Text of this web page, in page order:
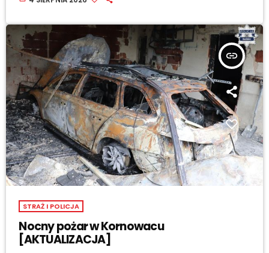
insert_link
STRAŻ I POLICJA
Nocny pożar w Kornowacu
[AKTUALIZACJA]